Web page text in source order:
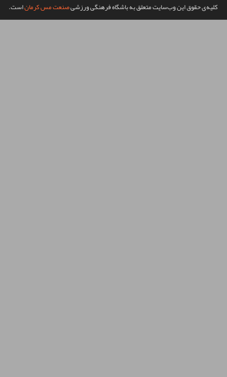
فرهنگی ورزشیصنعت مس کرماناست.